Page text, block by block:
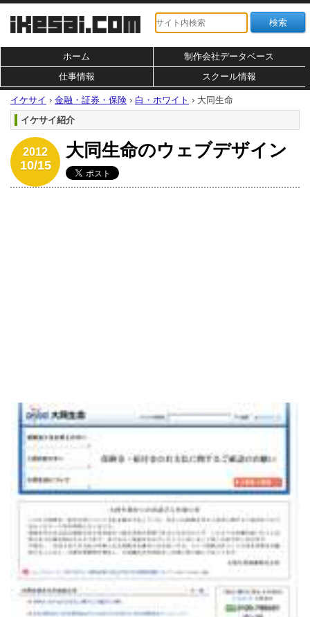
ホーム
制作会社データベース
仕事情報
スクール情報
イケサイ › 金融・証券・保険 › 白・ホワイト › 大同生命
イケサイ紹介
2012
10/15
大同生命のウェブデザイン